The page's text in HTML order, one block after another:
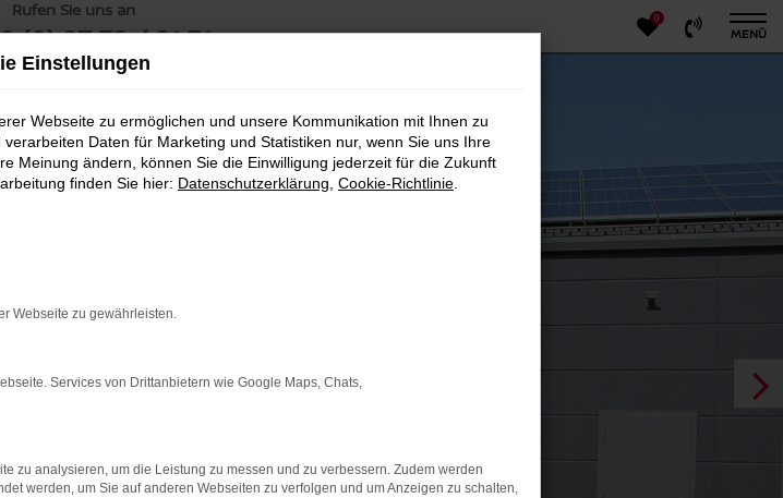
Rufen Sie uns an
(0) 87 72 / 81 31
0
MENÜ
Einstellungen
Webseite zu ermöglichen und unsere Kommunikation mit Ihnen zu
Daten für Marketing und Statistiken nur, wenn Sie uns Ihre
Meinung ändern, können Sie die Einwilligung jederzeit für die Zukunft
finden Sie hier: Datenschutzerklärung Cookie-Richtlinie
Webseite zu gewährleisten.
Services von Drittanbietern wie Google Maps, Chats,
zu analysieren, um die Leistung zu messen und zu verbessern. Zudem werden
werden, um Sie auf anderen Webseiten zu verfolgen und um Anzeigen zu schalten,